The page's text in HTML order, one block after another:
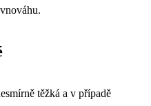
těžká a v případě